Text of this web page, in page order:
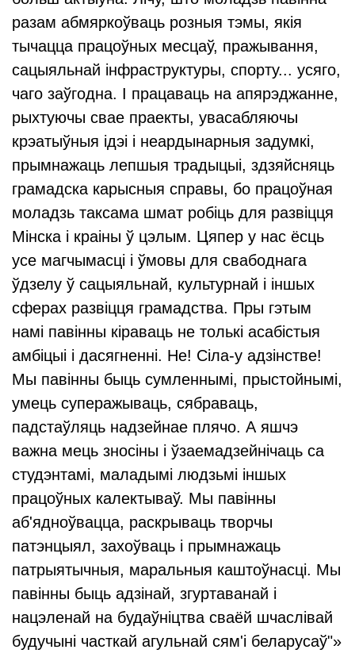
разам абмяркоўваць розныя тэмы, якія
тычацца працоўных месцаў, пражывання,
сацыяльнай інфраструктуры, спорту... усяго,
чаго заўгодна. І працаваць на апярэджанне,
рыхтуючы свае праекты, увасабляючы
крэатыўныя ідэі і неардынарныя задумкі,
прымнажаць лепшыя традыцыі, здзяйсняць
грамадска карысныя справы, бо працоўная
моладзь таксама шмат робіць для развіцця
Мінска і краіны ў цэлым. Цяпер у нас ёсць
усе магчымасці і ўмовы для свабоднага
ўдзелу ў сацыяльнай, культурнай і іншых
сферах развіцця грамадства. Пры гэтым
намі павінны кіраваць не толькі асабістыя
амбіцыі і дасягненні. Не! Сіла-у адзінстве!
Мы павінны быць сумленнымі, прыстойнымі,
умець суперажываць, сябраваць,
падстаўляць надзейнае плячо. А яшчэ
важна мець зносіны і ўзаемадзейнічаць са
студэнтамі, маладымі людзьмі іншых
працоўных калектываў. Мы павінны
аб'ядноўвацца, раскрываць творчы
патэнцыял, захоўваць і прымнажаць
патрыятычныя, маральныя каштоўнасці. Мы
павінны быць адзінай, згуртаванай і
нацэленай на будаўніцтва сваёй шчаслівай
будучыні часткай агульнай сям'і беларусаў"»